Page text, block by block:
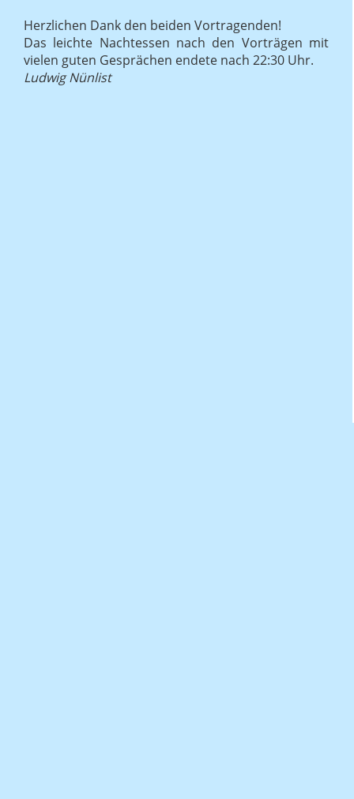
Herzlichen Dank den beiden Vortragenden!
Das leichte Nachtessen nach den Vorträgen mit
vielen guten Gesprächen endete nach 22:30 Uhr.
Ludwig Nünlist